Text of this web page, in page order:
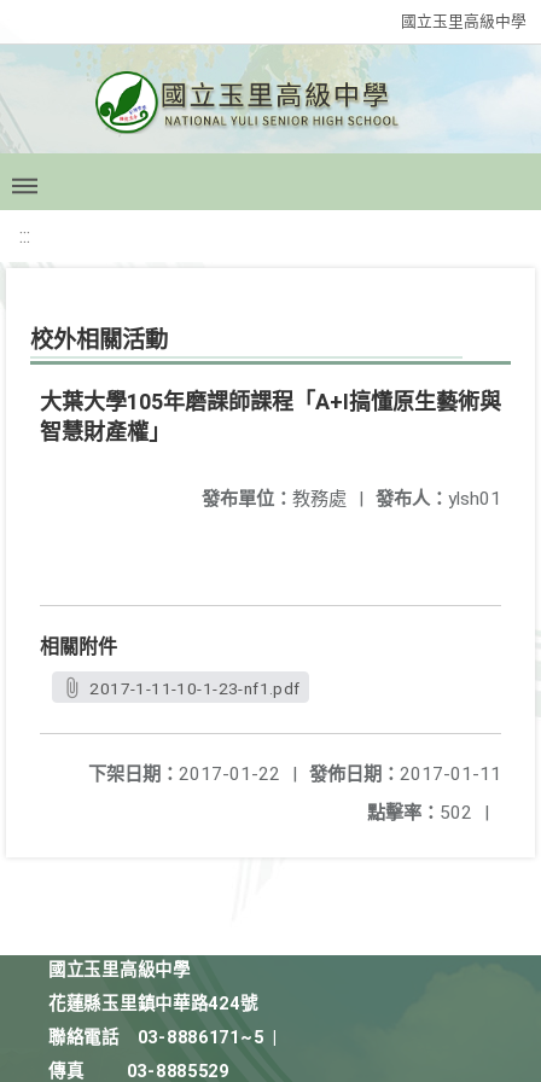
國立玉里高級中學
:::
校外相關活動
大葉大學105年磨課師課程「A+I搞懂原生藝術與
智慧財產權」
發布人： ylsh01
發布單位： 教務處 |
相關附件
2017-1-11-10-1-23-nf1.pdf
發佈日期： 2017-01-11
下架日期： 2017-01-22
|
點擊率： 502 |
國立玉里高級中學
花蓮縣玉里鎮中華路424號
聯絡電話
03-8886171~5
傳真
03-8885529